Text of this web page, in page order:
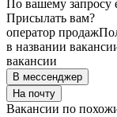
По вашему запросу
Присылать вам?
оператор продаж
в названии
вакансии
В мессенджер
На почту
Вакансии по